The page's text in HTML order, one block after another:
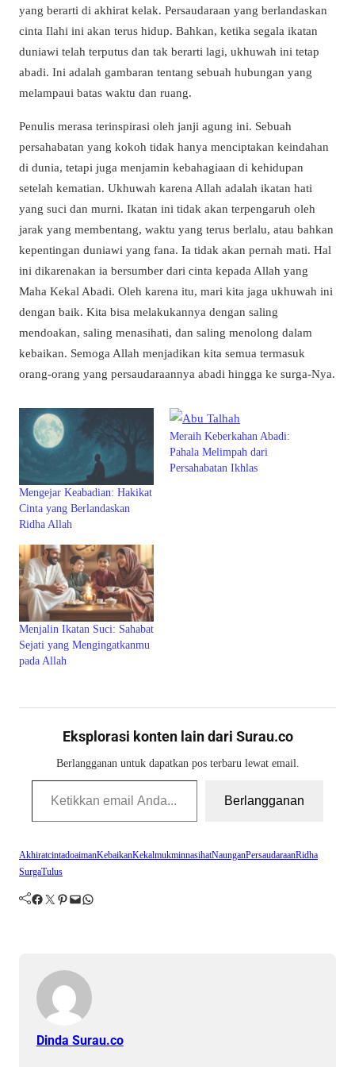
yang berarti di akhirat kelak. Persaudaraan yang berlandaskan
cinta Ilahi ini akan terus hidup. Bahkan, ketika segala ikatan
duniawi telah terputus dan tak berarti lagi, ukhuwah ini tetap
abadi. Ini adalah gambaran tentang sebuah hubungan yang
melampaui batas waktu dan ruang.
Penulis merasa terinspirasi oleh janji agung ini. Sebuah
persahabatan yang kokoh tidak hanya menciptakan keindahan
di dunia, tetapi juga menjamin kebahagiaan di kehidupan
setelah kematian. Ukhuwah karena Allah adalah ikatan hati
yang suci dan murni. Ikatan ini tidak akan terpengaruh oleh
jarak yang membentang, waktu yang terus berlalu, atau bahkan
kepentingan duniawi yang fana. Ia tidak akan pernah mati. Hal
ini dikarenakan ia bersumber dari cinta kepada Allah yang
Maha Kekal Abadi. Oleh karena itu, mari kita jaga ukhuwah ini
dengan baik. Kita bisa melakukannya dengan saling
mendoakan, saling menasihati, dan saling menolong dalam
kebaikan. Semoga Allah menjadikan kita semua termasuk
orang-orang yang persaudaraannya abadi hingga ke surga-Nya.
Mengejar Keabadian: Hakikat
Cinta yang Berlandaskan
Ridha Allah
Meraih Keberkahan Abadi:
Pahala Melimpah dari
Persahabatan Ikhlas
Menjalin Ikatan Suci: Sahabat
Sejati yang Mengingatkanmu
pada Allah
Eksplorasi konten lain dari Surau.co
Berlangganan untuk dapatkan pos terbaru lewat email.
Ketikkan email Anda...
Berlangganan
AkhiratcintadoaimanKebaikanKekalmukminnasihatNaunganPersaudaraanRidha
SurgaTulus
Facebook Twitter Pinterest Mail WhatsApp
Dinda Surau.co